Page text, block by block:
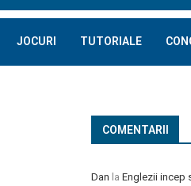
JOCURI TUTORIALE
COMENTARII
Dan la Englezii incep